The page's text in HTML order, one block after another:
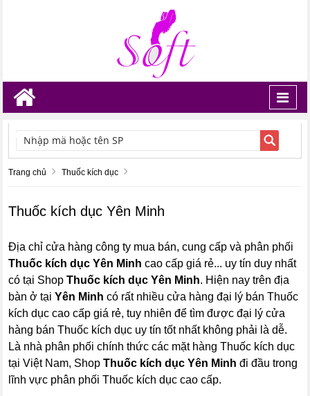
TÌM KIẾM
Trang chủ Thuốc kích dục
Thuốc kích dục Yên Minh
Địa chỉ cửa hàng công ty mua bán, cung cấp và phân phối
Thuốc kích dục Yên Minh cao cấp giá rẻ... uy tín duy nhất
có tại ShopThuốc kích dục Yên Minh. Hiện nay trên địa
bàn ở tạiYên Minh có rất nhiều cửa hàng đại lý bán Thuốc
kích dục cao cấp giá rẻ, tuy nhiên để tìm được đại lý cửa
hàng bán Thuốc kích dục uy tín tốt nhất không phải là dễ.
Là nhà phân phối chính thức các mặt hàng Thuốc kích dục
tại Việt Nam, ShopThuốc kích dục Yên Minh đi đầu trong
lĩnh vực phân phối Thuốc kích dục cao cấp.